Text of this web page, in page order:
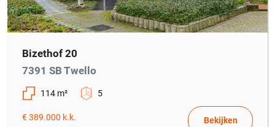
Bizethof 20
7391 SB Twello
114 m² 5
€ 389.000 k.k. Bekijken